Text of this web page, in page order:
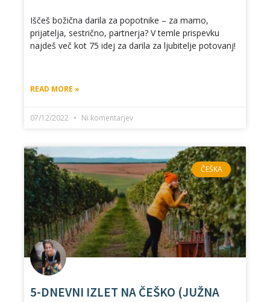
Iščeš božična darila za popotnike – za mamo,
prijatelja, sestrično, partnerja? V temle prispevku
najdeš več kot 75 idej za darila za ljubitelje potovanj!
READ MORE »
07/12/2022 Ni komentarjev
ČEŠKA
5-DNEVNI IZLET NA ČEŠKO (JUŽNA